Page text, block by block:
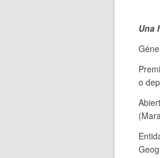
Una
o